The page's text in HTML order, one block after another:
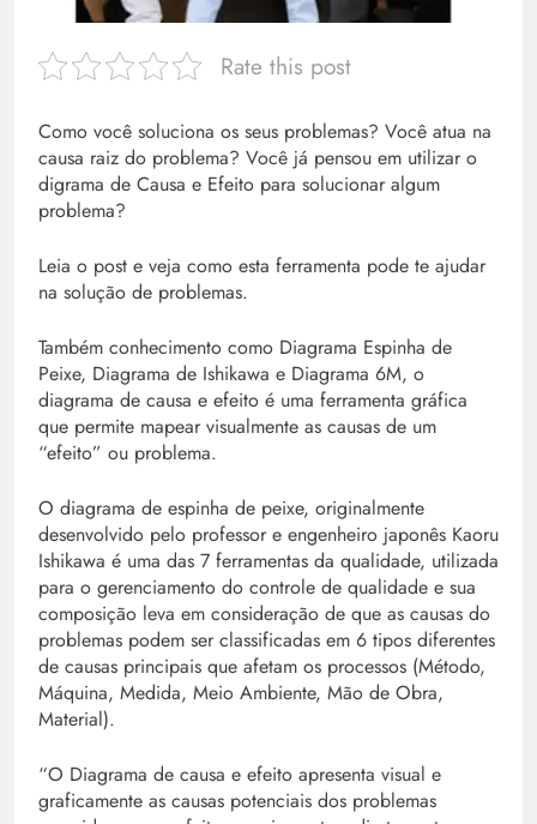
Rate this post
Como você soluciona os seus problemas? Você atua na
causa raiz do problema? Você já pensou em utilizar o
digrama de Causa e Efeito para solucionar algum
problema?
Leia o post e veja como esta ferramenta pode te ajudar
na solução de problemas.
Também conhecimento como Diagrama Espinha de
Peixe, Diagrama de Ishikawa e Diagrama 6M, o
diagrama de causa e efeito é uma ferramenta gráfica
que permite mapear visualmente as causas de um
“efeito” ou problema.
O diagrama de espinha de peixe, originalmente
desenvolvido pelo professor e engenheiro japonês Kaoru
Ishikawa é uma das 7 ferramentas da qualidade, utilizada
para o gerenciamento do controle de qualidade e sua
composição leva em consideração de que as causas do
problemas podem ser classificadas em 6 tipos diferentes
de causas principais que afetam os processos (Método,
Máquina, Medida, Meio Ambiente, Mão de Obra,
Material).
“O Diagrama de causa e efeito apresenta visual e
graficamente as causas potenciais dos problemas